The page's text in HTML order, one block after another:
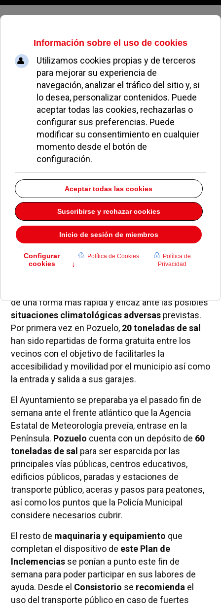
Jueves, 06 de agosto de 2026
Pozuelo preparado ante las
posibles nevadas
MARÍA DÍAZ NOTICIAS DE POZUELO 16 ENERO 2012
Ayuntamiento de Pozuelo de Alarcónpuso en
de una forma más rápida y eficaz ante las posibles
situaciones climatológicas adversasprevistas.
Por primera vez en Pozuelo, 20 toneladas de sal
han sido repartidas de forma gratuita entre los
vecinos con el objetivo de facilitarles la
accesibilidad y movilidad por el municipio así como
la entrada y salida a sus garajes.
El Ayuntamiento se preparaba ya el pasado fin de
semana ante el frente atlántico que la Agencia
Estatal de Meteorología preveía, entrase en la
Península. Pozuelo cuenta con un depósito de 60
toneladas de sal para ser esparcida por las
principales vías públicas, centros educativos,
edificios públicos, paradas y estaciones de
transporte público, aceras y pasos para peatones,
así como los puntos que la Policía Municipal
considere necesarios cubrir.
El resto de maquinaria y equipamiento que
completan el dispositivo de este Plan de
Inclemenciasse ponían a punto este fin de
semana para poder participar en sus labores de
ayuda. Desde el Consistorio se recomienda el
uso del transporte público en caso de fuertes